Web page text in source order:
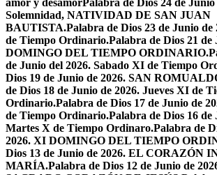
amor y desamorPalabra de Dios 24 de Junio
Solemnidad, NATIVIDAD DE SAN JUAN
BAUTISTA.Palabra de Dios 23 de Junio
de Tiempo Ordinario.Palabra de Dios 21
DOMINGO DEL TIEMPO ORDINARIO.
de Junio del 2026. Sabado XI de Tiempo
Dios 19 de Junio de 2026. SAN
de Dios 18 de Junio de 2026. Jueves XI de
Ordinario.Palabra de Dios 17 de Junio de
de Tiempo Ordinario.Palabra de Dios 16 de
Martes X de Tiempo Ordinaro.Palabra de
2026. XI DOMINGO DEL TIEMPO
Dios 13 de Junio de 2026. EL CORAZÓN
MARÍA.Palabra de Dios 12 de Junio de